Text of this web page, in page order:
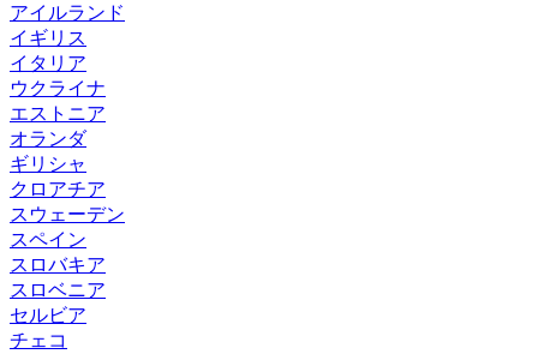
アイルランド
イギリス
イタリア
ウクライナ
エストニア
オランダ
ギリシャ
クロアチア
スウェーデン
スペイン
スロバキア
スロベニア
セルビア
チェコ